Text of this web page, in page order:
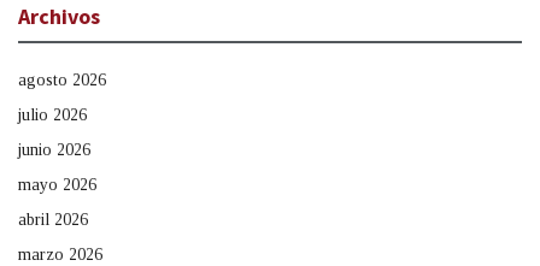
Archivos
agosto 2026
julio 2026
junio 2026
mayo 2026
abril 2026
marzo 2026